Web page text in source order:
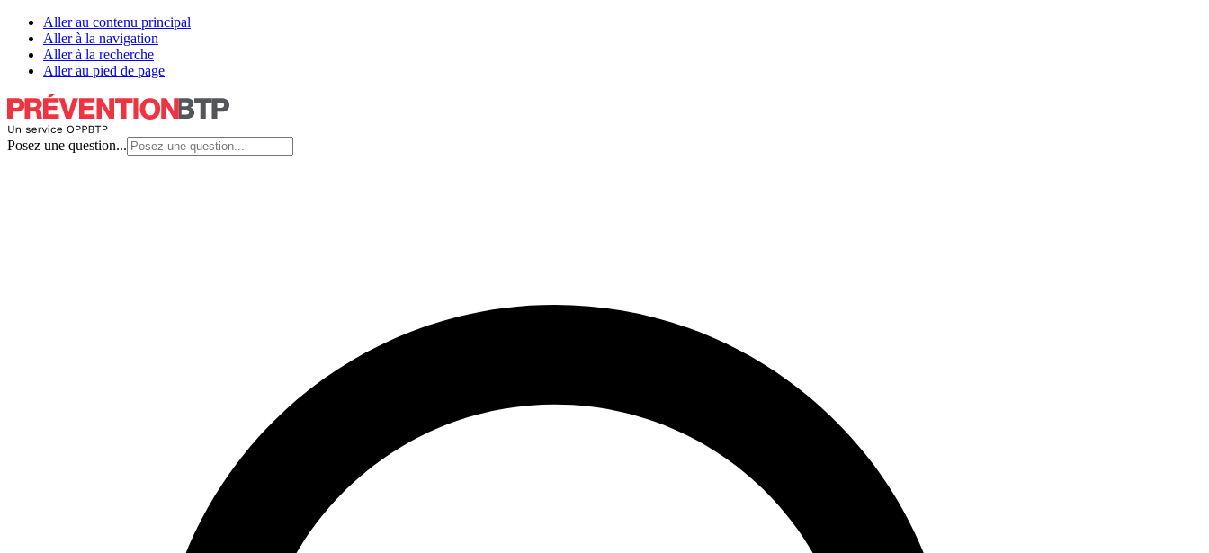
Aller au contenu principal
Aller à la navigation
Aller à la recherche
Aller au pied de page
Posez une question...